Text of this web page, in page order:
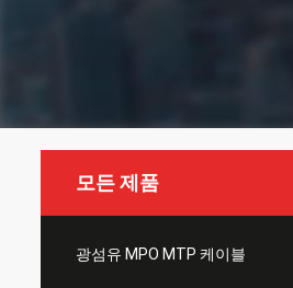
모든 제품
광섬유 MPO MTP 케이블